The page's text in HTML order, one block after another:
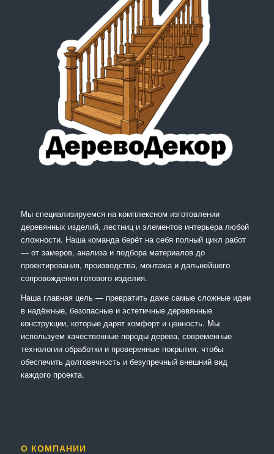
Мы специализируемся на комплексном изготовлении
деревянных изделий, лестниц и элементов интерьера любой
сложности. Наша команда берёт на себя полный цикл работ
— от замеров, анализа и подбора материалов до
проектирования, производства, монтажа и дальнейшего
сопровождения готового изделия.
Наша главная цель — превратить даже самые сложные идеи
в надёжные, безопасные и эстетичные деревянные
конструкции, которые дарят комфорт и ценность. Мы
используем качественные породы дерева, современные
технологии обработки и проверенные покрытия, чтобы
обеспечить долговечность и безупречный внешний вид
каждого проекта.
О КОМПАНИИ